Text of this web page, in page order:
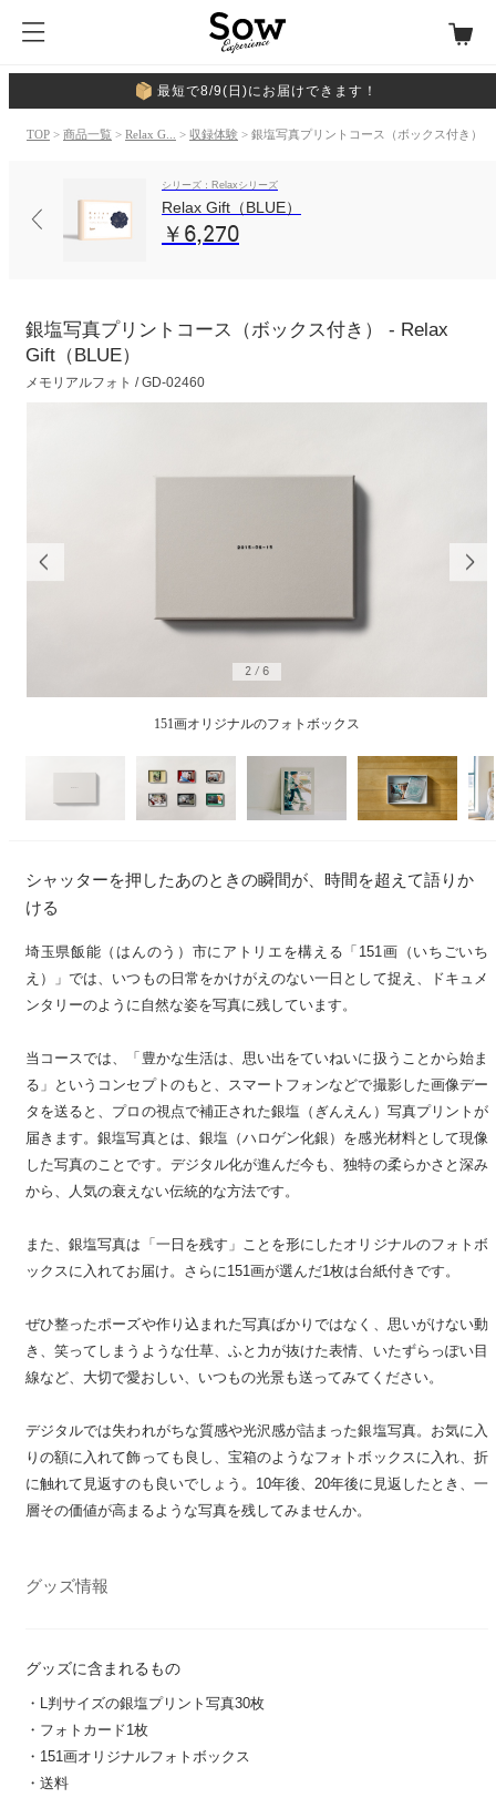
最短で8/9(日)にお届けできます！
TOP > 商品一覧 > Relax G... > 収録体験 > 銀塩写真プリントコース（ボックス付き）
シリーズ：Relaxシリーズ
Relax Gift（BLUE）
￥6,270
銀塩写真プリントコース（ボックス付き） - Relax
Gift（BLUE）
メモリアルフォト / GD-02460
151画オリジナルのフォトボックス
2 / 6
シャッターを押したあのときの瞬間が、時間を超えて語りか
ける
埼玉県飯能（はんのう）市にアトリエを構える「151画（いちごいち
え）」では、いつもの日常をかけがえのない一日として捉え、ドキュメ
ンタリーのように自然な姿を写真に残しています。
当コースでは、「豊かな生活は、思い出をていねいに扱うことから始ま
る」というコンセプトのもと、スマートフォンなどで撮影した画像デー
タを送ると、プロの視点で補正された銀塩（ぎんえん）写真プリントが
届きます。銀塩写真とは、銀塩（ハロゲン化銀）を感光材料として現像
した写真のことです。デジタル化が進んだ今も、独特の柔らかさと深み
から、人気の衰えない伝統的な方法です。
また、銀塩写真は「一日を残す」ことを形にしたオリジナルのフォトボ
ックスに入れてお届け。さらに151画が選んだ1枚は台紙付きです。
ぜひ整ったポーズや作り込まれた写真ばかりではなく、思いがけない動
き、笑ってしまうような仕草、ふと力が抜けた表情、いたずらっぽい目
線など、大切で愛おしい、いつもの光景も送ってみてください。
デジタルでは失われがちな質感や光沢感が詰まった銀塩写真。お気に入
りの額に入れて飾っても良し、宝箱のようなフォトボックスに入れ、折
に触れて見返すのも良いでしょう。10年後、20年後に見返したとき、一
層その価値が高まるような写真を残してみませんか。
グッズ情報
グッズに含まれるもの
・L判サイズの銀塩プリント写真30枚
・フォトカード1枚
・151画オリジナルフォトボックス
・送料